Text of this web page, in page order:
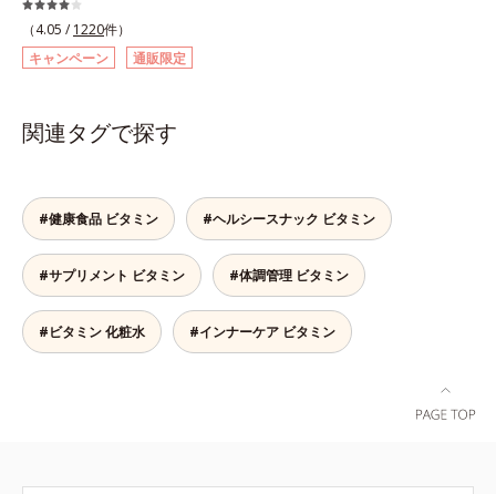
きかえるだけで簡単にカロリーを抑
えつつ、果実のいいところをまるご
と使って栄養バランスUP。食物繊
なダイエットを後押しします。さら
い栄養、空腹具合に合わせて食べ方
のアレンジは自由自在！自然な果実
の味を活かした美味しさで、ハッピ
ーなダイエットを目指します。* ビ
タミンA、B1、B2、B6、B12、C、
D、E、ナイアシン、パントテン
酸、葉酸各商品の詳しい情報は商品
（4.05 / 1220件）
キャンペーン
通販限定
関連タグで探す
#健康食品 ビタミン #ヘルシースナック ビタミン
#サプリメント ビタミン #体調管理 ビタミン
#ビタミン 化粧水 #インナーケア ビタミン